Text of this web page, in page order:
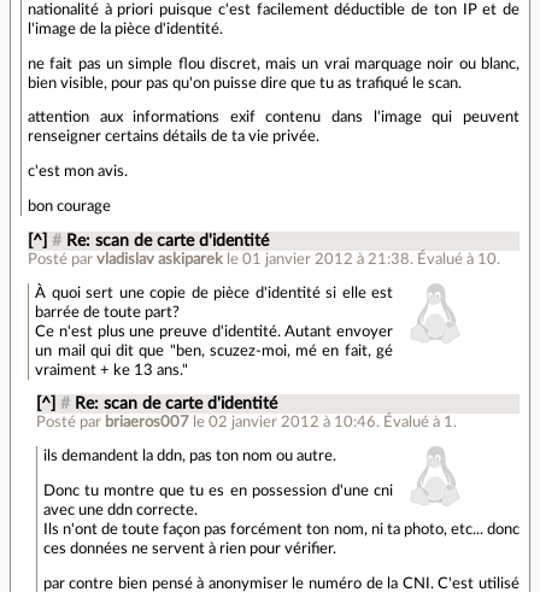
nationalité à priori puisque c'est facilement déductible de ton IP et de
l'image de la pièce d'identité.
ne fait pas un simple flou discret, mais un vrai marquage noir ou blanc,
bien visible, pour pas qu'on puisse dire que tu as trafiqué le scan.
attention aux informations exif contenu dans l'image qui peuvent
renseigner certains détails de ta vie privée.
c'est mon avis.
bon courage
[^] # Re: scan de carte d'identité
Posté parvladislav askiparek le 01 janvier 2012 à 21:38. Évalué à 10.
À quoi sert une copie de pièce d'identité si elle est
barrée de toute part?
Ce n'est plus une preuve d'identité. Autant envoyer
un mail qui dit que "ben, scuzez-moi, mé en fait, gé
vraiment + ke 13 ans."
[^] # Re: scan de carte d'identité
Posté par briaeros007 le 02 janvier 2012 à 10:46.Évalué à 1.
ils demandent la ddn, pas ton nom ou autre.
Donc tu montre que tu es en possession d'une cni
avec une ddn correcte.
Ils n'ont de toute façon pas forcément ton nom, ni ta photo, etc... donc
ces données ne servent à rien pour vérifier.
par contre bien pensé à anonymiser le numéro de la CNI. C'est utilisé